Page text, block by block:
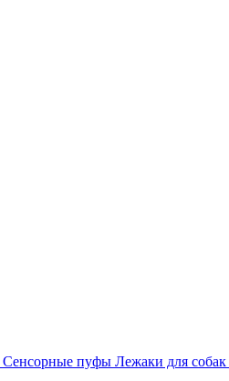
Сенсорные пуфы Лежаки для собак